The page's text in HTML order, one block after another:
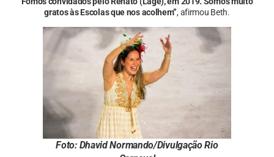
gratos às Escolas que nos acolhem”, afirmou Beth.
Foto: Dhavid Normando/Divulgação Rio